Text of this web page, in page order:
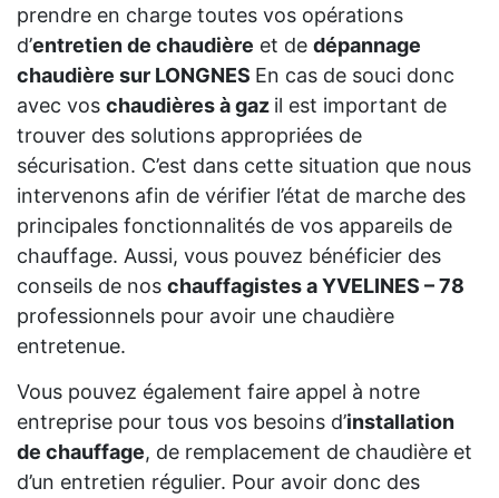
prendre en charge toutes vos opérations
d’entretien de chaudière et de dépannage
chaudière sur LONGNES En cas de souci donc
avec vos chaudières à gaz il est important de
trouver des solutions appropriées de
sécurisation. C’est dans cette situation que nous
intervenons afin de vérifier l’état de marche des
principales fonctionnalités de vos appareils de
chauffage. Aussi, vous pouvez bénéficier des
conseils de nos chauffagistes a YVELINES – 78
professionnels pour avoir une chaudière
entretenue.
Vous pouvez également faire appel à notre
entreprise pour tous vos besoins d’installation
de chauffage, de remplacement de chaudière et
d’un entretien régulier. Pour avoir donc des